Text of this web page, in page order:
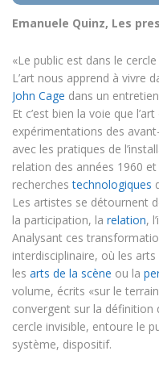
Emanuele Quinz, Les
«Le public est dans le
L’art nous apprend à vivre
John Cage dans un
Et c’est bien la voie que
expérimentations des
avec les pratiques de
relation des années 1960
recherchestechnologiques
Les artistes se détournent
la participation, la relation,
Analysant ces
interdisciplinaire, où les
les arts de la scène ou la
volume, écrits «sur le
convergent sur la définition
cercle invisible, entoure le
système, dispositif.